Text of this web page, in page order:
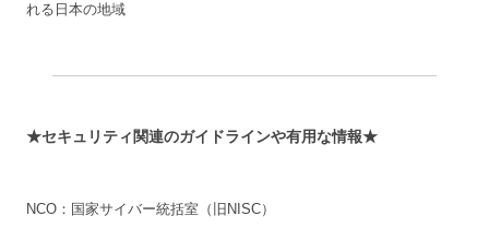
れる日本の地域
★セキュリティ関連のガイドラインや有用な情報★
NCO：国家サイバー統括室（旧NISC）